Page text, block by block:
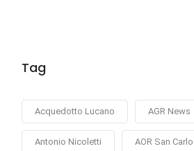
Tag
Acquedotto Lucano AGR News
Antonio Nicoletti AOR San Carlo